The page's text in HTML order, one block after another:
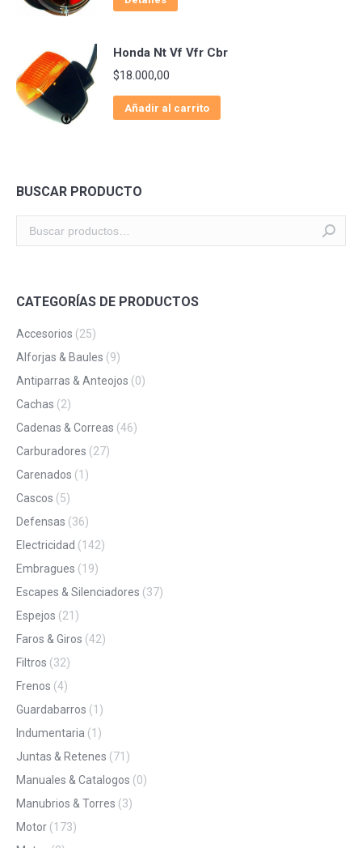
Honda Nt Vf Vfr Cbr
$18.000,00
Añadir al carrito
BUSCAR PRODUCTO
CATEGORÍAS DE PRODUCTOS
Accesorios (25)
Alforjas & Baules (9)
Antiparras & Anteojos (0)
Cachas (2)
Cadenas & Correas (46)
Carburadores (27)
Carenados (1)
Cascos (5)
Defensas (36)
Electricidad (142)
Embragues (19)
Escapes & Silenciadores (37)
Espejos (21)
Faros & Giros (42)
Filtros (32)
Frenos (4)
Guardabarros (1)
Indumentaria (1)
Juntas & Retenes (71)
Manuales & Catalogos (0)
Manubrios & Torres (3)
Motor (173)